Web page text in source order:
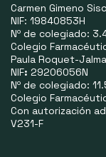
Carmen Gimeno
NIF: 19840853H
Nº de colegiado:
Colegio
Paula Roquet-
NIF: 29206056N
Nº de colegiado:
Colegio
Con autorización
V231-F